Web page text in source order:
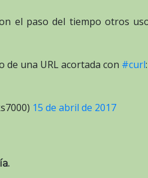
el paso del tiempo otros
de una URL acortada con #curl:
15 de abril de 2017